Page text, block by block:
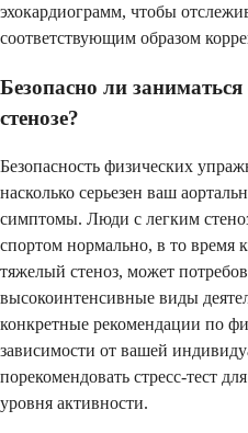
эхокардиограмм, чтобы
соответствующим образом
Безопасно ли
стенозе?
Безопасность физических
насколько серьезен ваш
симптомы. Люди с легким
спортом нормально, в то время
тяжелый стеноз, может
высокоинтенсивные виды
конкретные рекомендации по
зависимости от вашей
порекомендовать стресс-тест
уровня активности.